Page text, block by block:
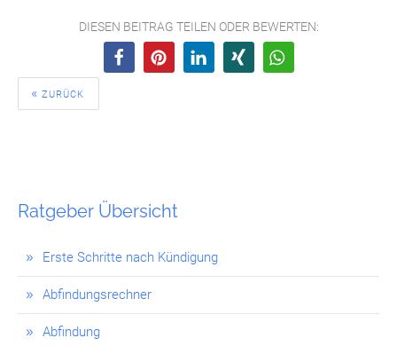
Ratgeber Übersicht
Erste Schritte nach Kündigung
Abfindungsrechner
Abfindung
DIESEN BEITRAG TEILEN ODER BEWERTEN:
ZURÜCK